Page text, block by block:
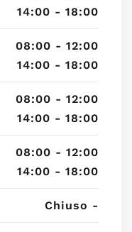
14:00 - 18:00
08:00 - 12:00
14:00 - 18:00
08:00 - 12:00
14:00 - 18:00
08:00 - 12:00
14:00 - 18:00
Chiuso -